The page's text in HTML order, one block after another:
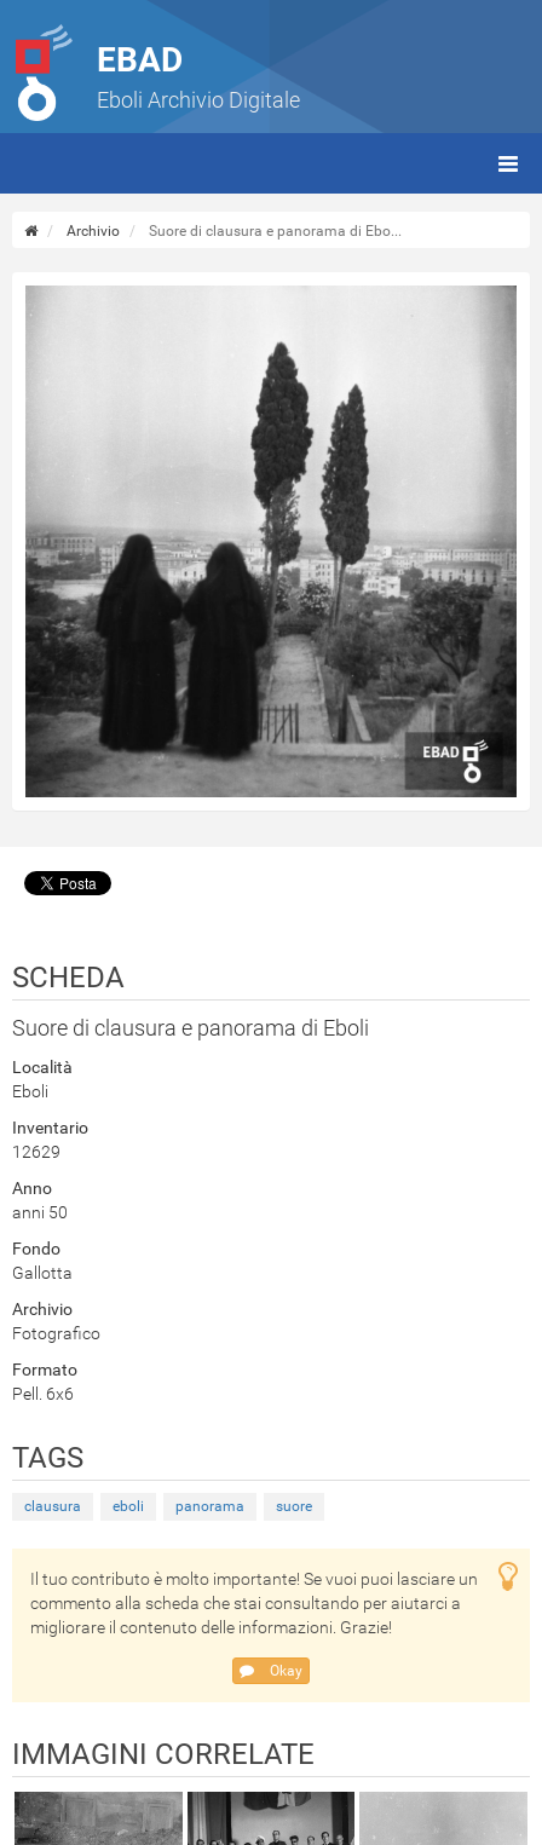
EBAD
Eboli Archivio Digitale
Archivio Suore di clausura e panorama di Ebo...
SCHEDA
Suore di clausura e panorama di Eboli
Località
Eboli
Inventario
12629
Anno
anni 50
Fondo
Gallotta
Archivio
Fotografico
Formato
Pell. 6x6
TAGS
clausura eboli panorama suore
Il tuo contributo è molto importante! Se vuoi puoi lasciare un
commento alla scheda che stai consultando per aiutarci a
migliorare il contenuto delle informazioni. Grazie!
Okay
IMMAGINI CORRELATE